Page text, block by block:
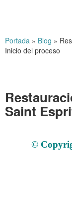
Portada » Blog »
Inicio del proceso
Saint
©